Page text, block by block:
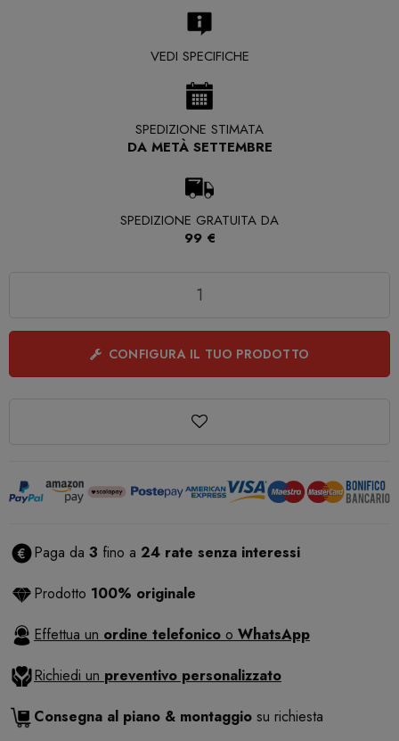
VEDI SPECIFICHE
SPEDIZIONE STIMATA
DA METÀ SETTEMBRE
SPEDIZIONE GRATUITA DA
99 €
CONFIGURA IL TUO PRODOTTO
Paga da 3 fino a 24 rate senza interessi
Prodotto 100% originale
Effettua un ordine telefonico o WhatsApp
Richiedi un preventivo personalizzato
Consegna al piano & montaggio su richiesta